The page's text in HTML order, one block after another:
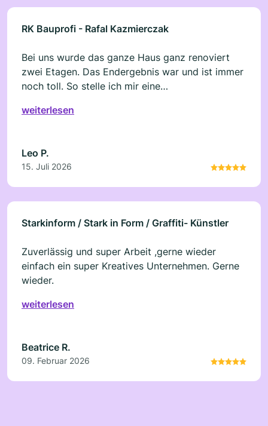
RK Bauprofi - Rafal Kazmierczak
Bei uns wurde das ganze Haus ganz renoviert
zwei Etagen. Das Endergebnis war und ist immer
noch toll. So stelle ich mir eine
RK Bauprofi
weiterlesen
Leo P.
15. Juli 2026
Starkinform / Stark in Form / Graffiti- Künstler
Zuverlässig und super Arbeit ,gerne wieder
einfach ein super Kreatives Unternehmen. Gerne
wieder.
weiterlesen
Beatrice R.
09. Februar 2026